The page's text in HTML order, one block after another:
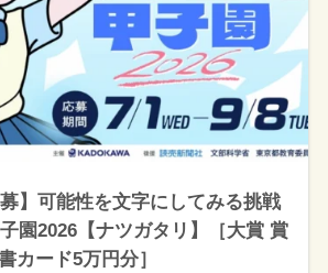
募】可能性を文字にしてみる挑戦
園2026【ナツガタリ】［大賞 賞
カード5万円分］